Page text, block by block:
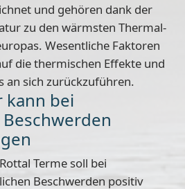
und gehören dank der
zu den wärmsten Thermal-
Wesentliche Faktoren
die thermischen Effekte und
an sich zurückzuführen.
kann bei
Terme soll bei
Beschwerden positiv